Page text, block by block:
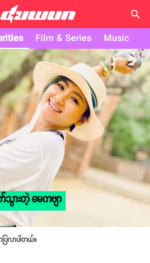
search
Film & Series Music
ားတဲ့ မေကဗျာ
ြလာပါတယ်။